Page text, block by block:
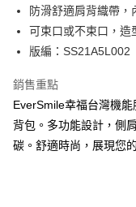
ATM付款
貨到付款
運送方式
全家取貨付款
每筆NT$100，滿
防滑舒適肩背織帶
可束口或不束口，造
版編：SS21A5L002
銷售重點
EverSmile幸福台灣機
背包。多功能設計，側
碳。舒適時尚，展現您